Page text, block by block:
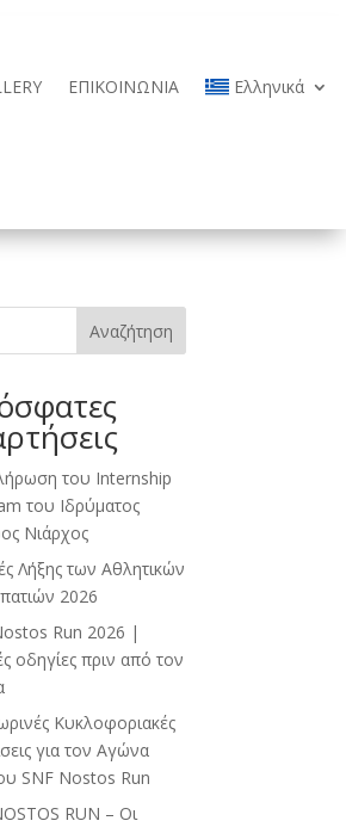
ΕΠΙΚΟΙΝΩΝΙΑ Ελληνικά
Αναζήτηση
του Internship
του Ιδρύματος
Νιάρχος
Λήξης των Αθλητικών
2026
Run 2026 |
οδηγίες πριν από τον
Κυκλοφοριακές
για τον Αγώνα
SNF Nostos Run
RUN – Οι